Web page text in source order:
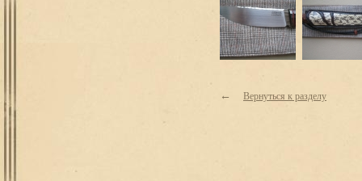
← Вернуться к разделу